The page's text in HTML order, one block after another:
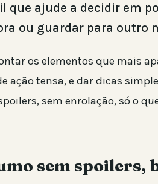
que ajude a decidir em
ou guardar para outro
os elementos que mais
ação tensa, e dar dicas
sem enrolação, só o
sem spoilers,